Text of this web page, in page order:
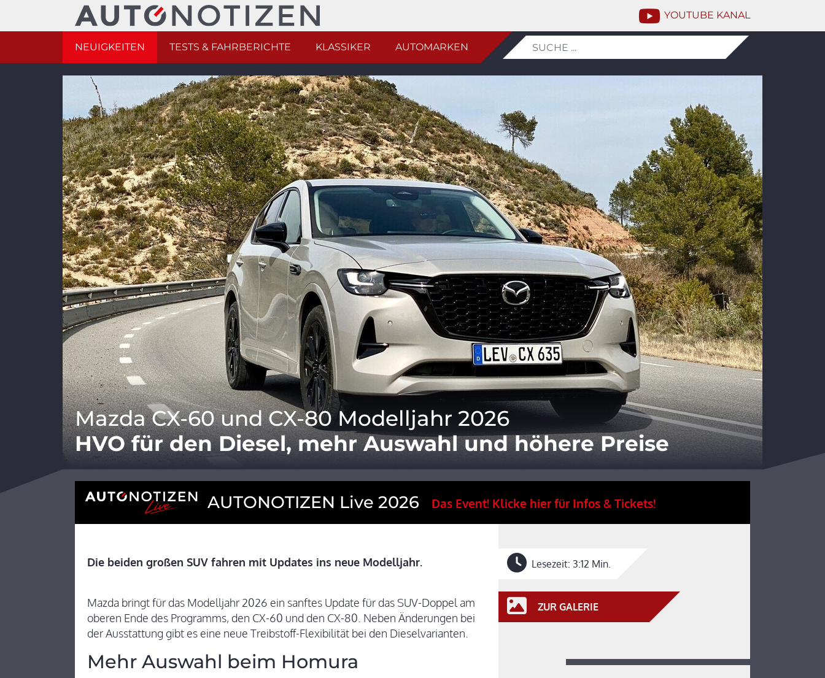
YOUTUBE KANAL
NEUIGKEITEN TESTS & FAHRBERICHTE KLASSIKER AUTOMARKEN
Mazda CX-60 und CX-80 Modelljahr 2026
HVO für den Diesel, mehr Auswahl und höhere Preise
AUTONOTIZEN Live 2026 Das Event! Klicke hier für Infos & Tickets!
Die beiden großen SUV fahren mit Updates ins neue Modelljahr.
Mazda bringt für das Modelljahr 2026 ein sanftes Update für das SUV-Doppel am
oberen Ende des Programms, den CX-60 und den CX-80. Neben Änderungen bei
der Ausstattung gibt es eine neue Treibstoff-Flexibilität bei den Dieselvarianten.
Mehr Auswahl beim Homura
Lesezeit: 3:12 Min.
ZUR GALERIE